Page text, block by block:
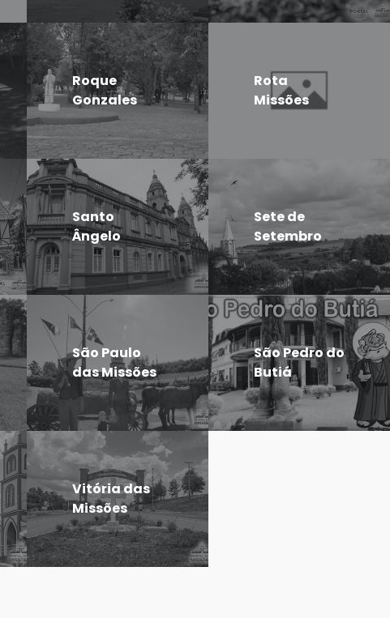
Roque
Gonzales
Rota
Missões
Santo
Ângelo
Sete de
Setembro
São Paulo
das Missões
São Pedro do
Butiá
Vitória das
Missões